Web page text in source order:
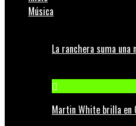
Música
La ranchera suma
Martin White brilla en